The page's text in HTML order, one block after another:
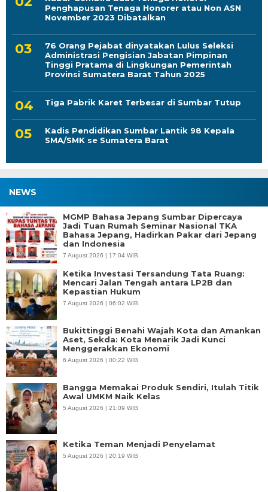
Penghapusan Tenaga Honorer atau Non ASN
November 2023 Dibatalkan
76 Orang Pejabat dinyatakan Lulus Seleksi
Administrasi Pengisian Jabatan Pimpinan
Tinggi Pratama di Lingkungan Pemerintah
Provinsi Sumatera Barat Tahun 2025
Tiga Pabrik Karet Terbesar di Sumbar Tutup
Kadis Pendidikan Sumbar Lantik 98 Kepala
SMA/SMK se Sumatera Barat
NEWS
MGMP Bahasa Jepang Sumbar Dipercaya
Jadi Tuan Rumah Seminar Nasional TKA
Bahasa Jepang, Hadirkan Pakar dari Jepang
dan Indonesia
7 August 2026 | 17:04 WIB
Ketika Investasi Tersandung Tata Ruang:
Mencari Jalan Tengah antara LP2B dan
Kepastian Hukum
7 August 2026 | 06:02 WIB
Bukittinggi Benahi Wajah Kota dan Amankan
Aset, Sekda: Kota Menarik Jadi Kunci
Menggerakkan Ekonomi
6 August 2026 | 00:22 WIB
Bangga Memakai Produk Sendiri, Itulah Titik
Awal UMKM Naik Kelas
5 August 2026 | 21:09 WIB
Ketika Teman Menjadi Penyelamat
5 August 2026 | 20:19 WIB